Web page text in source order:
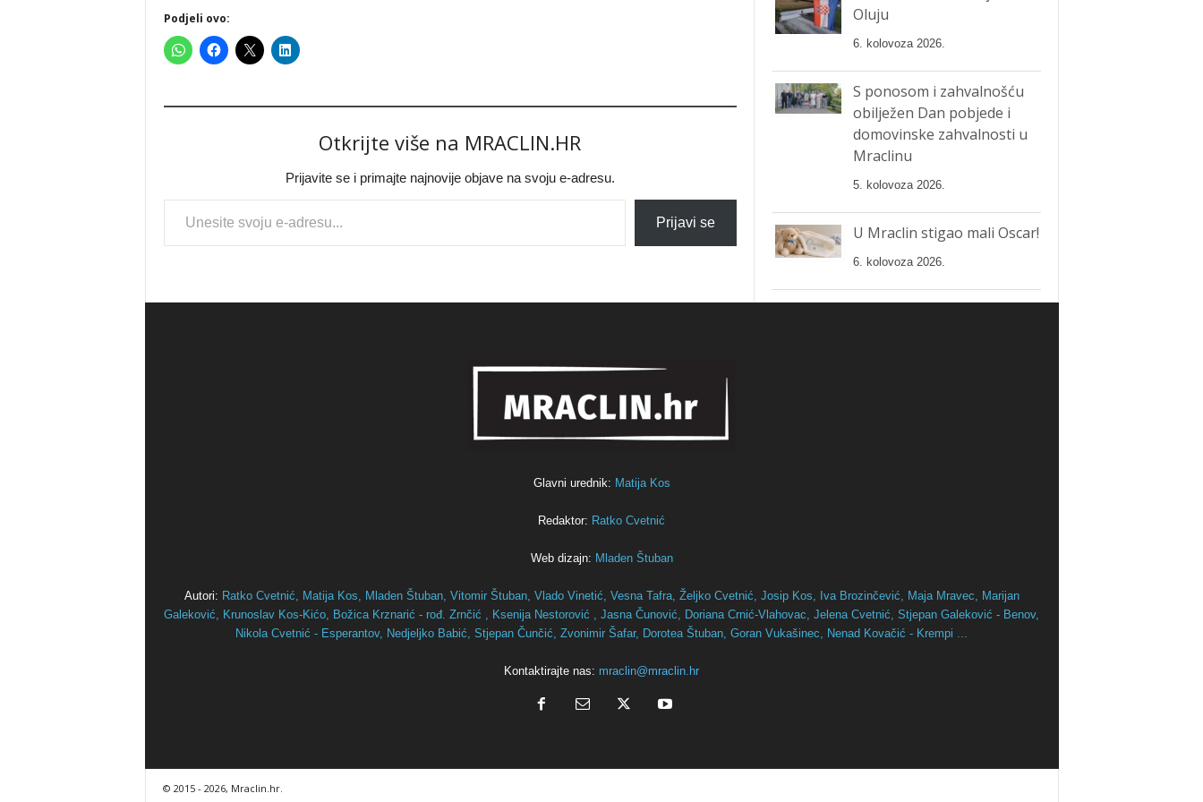
Podjeli ovo:
Otkrijte više na MRACLIN.HR
Prijavite se i primajte najnovije objave na svoju e-adresu.
Type your email…
Prijavi se
Oluju
6. kolovoza 2026.
S ponosom i zahvalnošću
obilježen Dan pobjede i
domovinske zahvalnosti u
Mraclinu
5. kolovoza 2026.
U Mraclin stigao mali Oscar!
6. kolovoza 2026.
Glavni urednik: Matija Kos
Redaktor: Ratko Cvetnić
Web dizajn: Mladen Štuban
Autori: Ratko Cvetnić, Matija Kos, Mladen Štuban, Vitomir Štuban, Vlado Vinetić, Vesna Tafra, Željko Cvetnić, Josip Kos, Iva Brozinčević, Maja Mravec, Marijan
Galeković,
Krunoslav Kos-Kićo, Božica Krznarić - rođ. Zrnčić , Ksenija Nestorović , Jasna Čunović, Doriana Crnić-Vlahovac, Jelena Cvetnić, Stjepan Galeković - Benov,
Nikola Cvetnić - Esperantov, Nedjeljko Babić, Stjepan Čunčić, Zvonimir Šafar, Dorotea Štuban, Goran Vukašinec, Nenad Kovačić - Krempi ...
Kontaktirajte nas: mraclin@mraclin.hr
© 2015- 2026, Mraclin.hr.